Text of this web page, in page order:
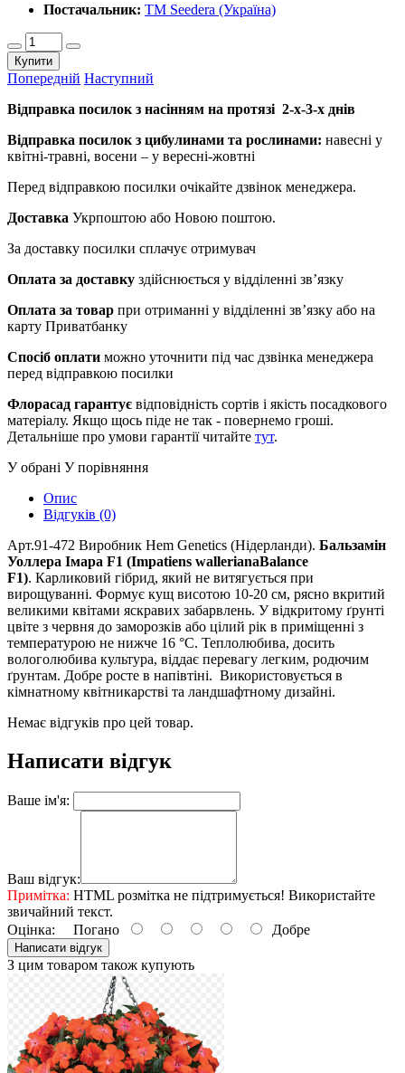
Постачальник: ТМ Seedera (Україна)
Купити
Попередній Наступний
Відправка посилок з насінням на протязі 2-х-3-х днів
Відправка посилок з цибулинами та рослинами: навесні у
квітні-травні, восени – у вересні-жовтні
Перед відправкою посилки очікайте дзвінок менеджера.
Доставка Укрпоштою або Новою поштою.
За доставку посилки сплачує отримувач
Оплата за доставку здійснюється у відділенні зв’язку
Оплата за товар при отриманні у відділенні зв’язку або на
карту Приватбанку
Спосіб оплати можно уточнити під час дзвінка менеджера
перед відправкою посилки
Флорасад гарантує відповідність сортів і якість посадкового
матеріалу. Якщо щось піде не так - повернемо гроші.
Детальніше про умови гарантії читайте тут.
У обрані У порівняння
Опис
Відгуків (0)
Арт.91-472 Виробник Hem Genetics (Нідерланди). Бальзамін
Уоллера Імара F1 (Impatiens wallerianaBalance
F1). Карликовий гібрид, який не витягується при
вирощуванні. Формує кущ висотою 10-20 см, рясно вкритий
великими квіта­ми яскравих забарвлень. У відкритому ґрунті
цвіте з червня до заморозків або цілий рік в приміщенні з
температурою не нижче 16 °С. Теплолюбива, досить
вологолюбива культура, віддає перевагу легким, родючим
ґрунтам. Добре росте в напів­тіні. Використовується в
кімнатному квітникарстві та ландшаф­тному дизайні.
Немає відгуків про цей товар.
Написати відгук
Ваше ім'я:
Ваш відгук:
Примітка: HTML розмітка не підтримується! Використайте
звичайний текст.
Оцінка: Погано Добре
Написати відгук
З цим товаром також купують